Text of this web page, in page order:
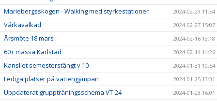
Mariebergsskogen - Walking med styrkestationer 2024-02-29 11:54
Vårkavalkad 2024-02-27 15:07
Årsmöte 18 mars 2024-02-16 13:18
60+ mässa Karlstad 2024-02-14 14:26
Kansliet semesterstängt v.10 2024-01-31 10:54
Lediga platser på vattengympan 2024-01-25 13:31
Uppdaterat gruppträningsschema VT-24 2024-01-23 16:01